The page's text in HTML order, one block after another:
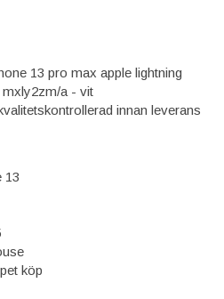
13 pro max apple lightning
mxly2zm/a - vit
innan leverans
13
köp